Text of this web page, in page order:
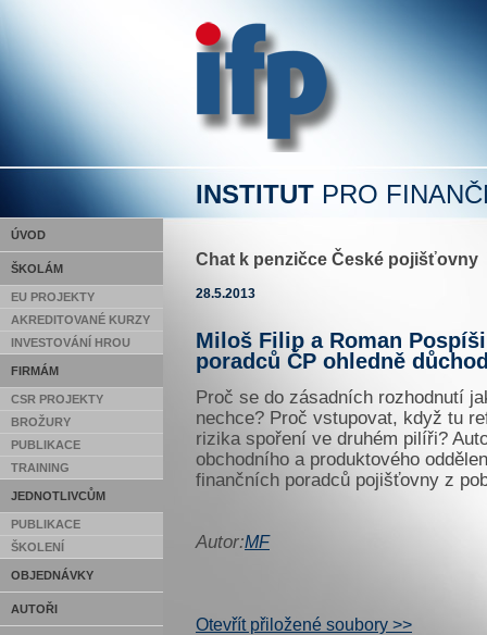
INSTITUT PRO
ÚVOD
ŠKOLÁM
EU PROJEKTY
AKREDITOVANÉ KURZY
INVESTOVÁNÍ HROU
FIRMÁM
CSR PROJEKTY
BROŽURY
PUBLIKACE
TRAINING
JEDNOTLIVCŮM
PUBLIKACE
ŠKOLENÍ
OBJEDNÁVKY
AUTOŘI
Chat k penzičce České pojišťovny
28.5.2013
Miloš Filip a Roman
poradců ČP ohledně
Proč se do zásadních rozhodnutí
nechce? Proč vstupovat, když tu
rizika spoření ve druhém pilíři?
obchodního a produktového
finančních poradců pojišťovny z
Autor:MF
Otevřít přiložené soubory >>